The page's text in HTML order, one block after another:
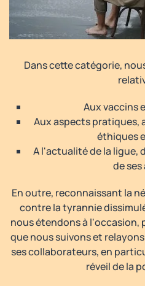
Dans cette catégorie,
Aux vaccins
Aux aspects
éthiques
A l'actualité de la ligue,
de
En outre, reconnaissant la
contre la tyrannie
nous étendons à
que nous suivons et
ses collaborateurs, en
réveil de la